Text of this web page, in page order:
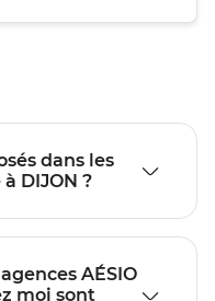
dans les
à DIJON ?
AÉSIO
moi sont